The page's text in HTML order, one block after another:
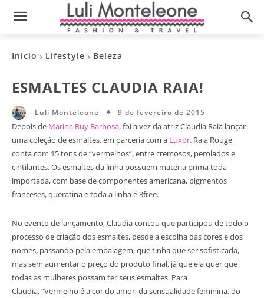
Início Lifestyle Beleza
ESMALTES CLAUDIA RAIA!
Luli Monteleone 9 de fevereiro de 2015
Depois de Marina Ruy Barbosa, foi a vez da atriz Claudia Raia lançar
uma coleção de esmaltes, em parceria com a Luxor. Raia Rouge
conta com 15 tons de “vermelhos”, entre cremosos, perolados e
cintilantes. Os esmaltes da linha possuem matéria prima toda
importada, com base de componentes americana, pigmentos
franceses, queratina e toda a linha é 3free.
No evento de lançamento, Claudia contou que participou de todo o
processo de criação dos esmaltes, desde a escolha das cores e dos
nomes, passando pela embalagem, que tinha que ser sofisticada,
mas sem aumentar o preço do produto final, já que ela quer que
todas as mulheres possam ter seus esmaltes. Para
Claudia, “Vermelho é a cor do amor, da sensualidade feminina, do